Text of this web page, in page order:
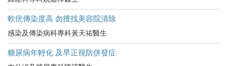
軟疣傳染度高 勿擅找美容院清除
感染及傳染病科專科黃天祐醫生
糖尿病年輕化 及早正視防併發症